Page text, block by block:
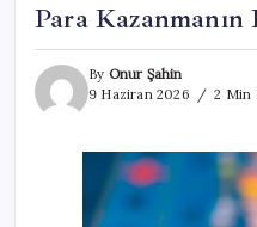
Para
By Onur Şahin
9 Haziran 2026
2 Min